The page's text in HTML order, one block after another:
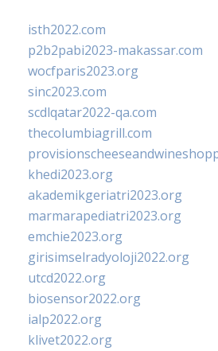
isth2022.com
p2b2pabi2023-makassar.com
wocfparis2023.org
sinc2023.com
scdlqatar2022-qa.com
thecolumbiagrill.com
khedi2023.org
akademikgeriatri2023.org
marmarapediatri2023.org
emchie2023.org
girisimselradyoloji2022.org
utcd2022.org
biosensor2022.org
ialp2022.org
klivet2022.org